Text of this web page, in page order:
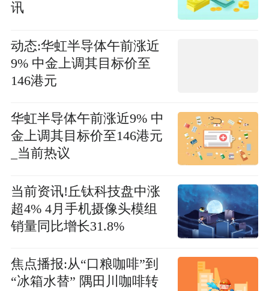
讯
动态:华虹半导体午前涨近
9% 中金上调其目标价至
146港元
华虹半导体午前涨近9% 中
金上调其目标价至146港元
_当前热议
当前资讯!丘钛科技盘中涨
超4% 4月手机摄像头模组
销量同比增长31.8%
焦点播报:从“口粮咖啡”到
“冰箱水替” 隅田川咖啡转